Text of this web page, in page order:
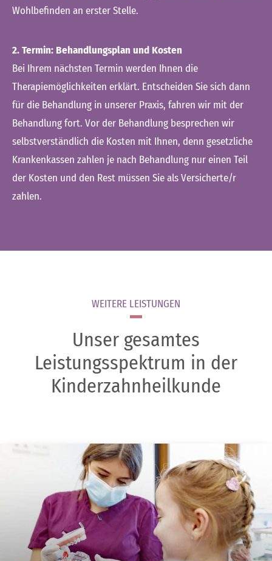
Wohlbefinden an erster Stelle.
2. Termin: Behandlungsplan und Kosten
Bei Ihrem nächsten Termin werden Ihnen die
Therapiemöglichkeiten erklärt. Entscheiden Sie sich dann
für die Behandlung in unserer Praxis, fahren wir mit der
Behandlung fort. Vor der Behandlung besprechen wir
selbstverständlich die Kosten mit Ihnen, denn gesetzliche
Krankenkassen zahlen je nach Behandlung nur einen Teil
der Kosten und den Rest müssen Sie als Versicherte/r
zahlen.
WEITERE LEISTUNGEN
Unser gesamtes
Leistungsspektrum in der
Kinderzahnheilkunde